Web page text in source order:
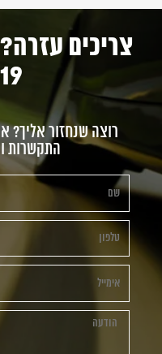
רוצה שנחזור אליך?
התקשרות